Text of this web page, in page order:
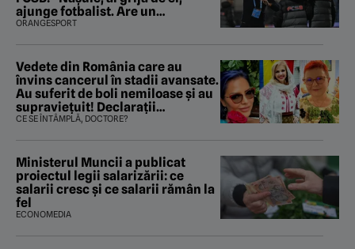
ajunge fotbalist. Are un
parametru unde se apropie de
ORANGESPORT
Vedete din România care au
învins cancerul în stadii avansate.
Au suferit de boli nemiloase şi au
supravieţuit! Declarații
sfâșietoare
CE SE ÎNTÂMPLĂ, DOCTORE?
Ministerul Muncii a publicat
proiectul legii salarizării: ce
salarii cresc și ce salarii rămân la
fel
ECONOMEDIA